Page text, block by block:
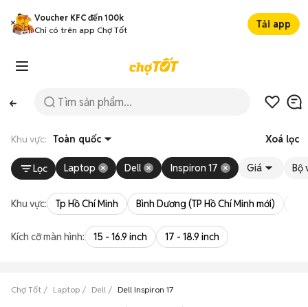
Voucher KFC đến 100k
Chỉ có trên app Chợ Tốt
Tải app
Khu vực: Toàn quốc Xoá lọc
Lọc Laptop Dell Inspiron 17 Giá Bộ
Khu vực: Tp Hồ Chí Minh Bình Dương (TP Hồ Chí Minh mới)
Kích cỡ màn hình: 15 - 16.9 inch 17 - 18.9 inch
Chợ Tốt Laptop Dell Dell Inspiron 17